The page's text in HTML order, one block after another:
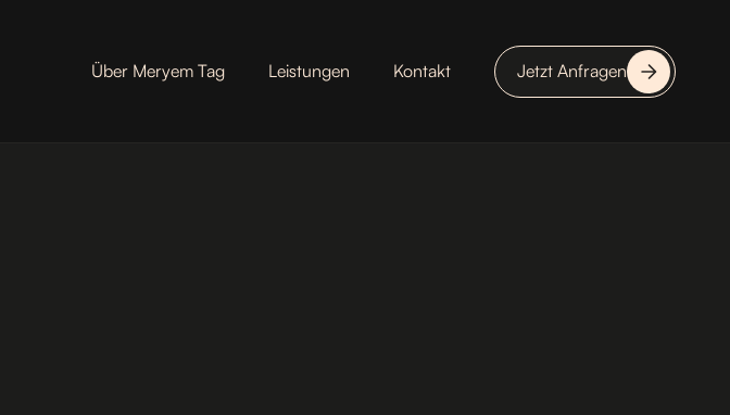
Über Meryem Tag Leistungen Kontakt Jetzt Anfragen